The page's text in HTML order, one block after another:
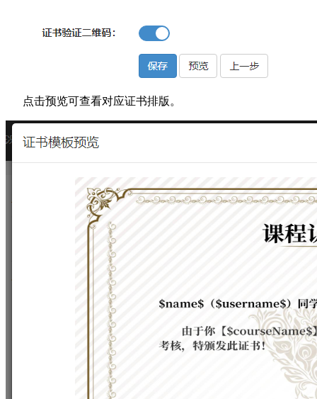
点击预览可查看对应证书排版。